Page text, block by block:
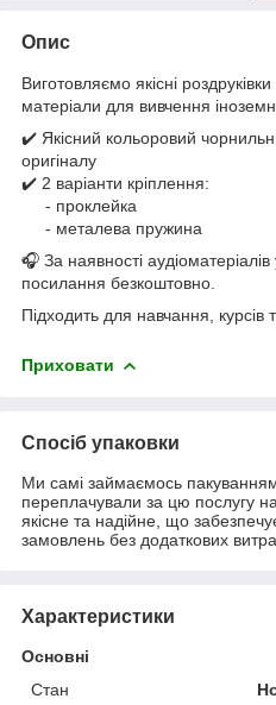
Опис
Виготовляємо якісні
матеріали для вивчення
✔️ Якісний кольоровий
оригіналу
✔️ 2 варіанти кріплення:
- проклейка
- металева пружина
🎧 За наявності
посилання безкоштовно.
Підходить для навчання, курсів
Приховати
Спосіб упаковки
Ми самі займаємось
переплачували за цю послугу
якісне та надійне, що
замовлень без додаткових
Характеристики
Основні
Стан